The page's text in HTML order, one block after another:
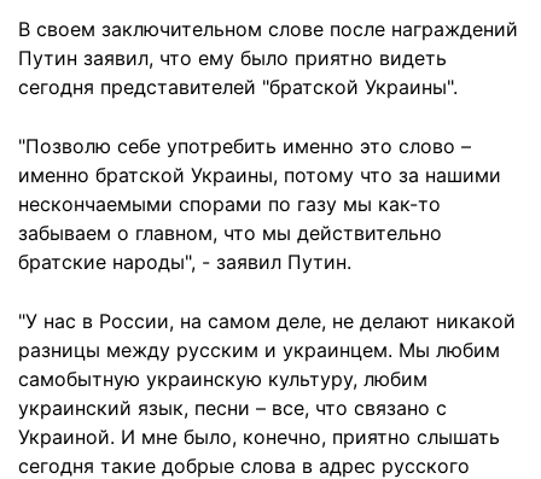
В своем заключительном слове после награждений
Путин заявил, что ему было приятно видеть
сегодня представителей "братской Украины".
"Позволю себе употребить именно это слово –
именно братской Украины, потому что за нашими
нескончаемыми спорами по газу мы как-то
забываем о главном, что мы действительно
братские народы", - заявил Путин.
"У нас в России, на самом деле, не делают никакой
разницы между русским и украинцем. Мы любим
самобытную украинскую культуру, любим
украинский язык, песни – все, что связано с
Украиной. И мне было, конечно, приятно слышать
сегодня такие добрые слова в адрес русского